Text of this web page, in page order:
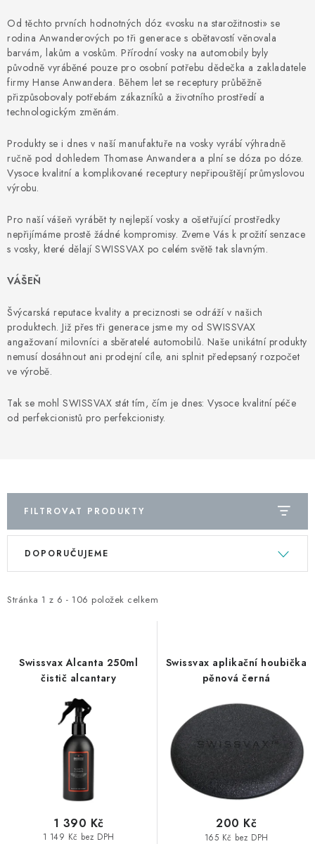
Věrnostní program
Všeobecné obchodní podmínky
Podmínky ochrany osobních údajů
Mapa serveru
Od těchto prvních hodnotných dóz «vosku na starožitnosti» se
rodina Anwanderových po tři generace s obětavostí věnovala
barvám, lakům a voskům. Přírodní vosky na automobily byly
původně vyráběné pouze pro osobní potřebu dědečka a zakladatele
firmy Hanse Anwandera. Během let se receptury průběžně
přizpůsobovaly potřebám zákazníků a životního prostředí a
technologickým změnám.
Produkty se i dnes v naší manufaktuře na vosky vyrábí výhradně
ručně pod dohledem Thomase Anwandera a plní se dóza po dóze.
Vysoce kvalitní a komplikované receptury nepřipouštějí průmyslovou
výrobu.
Pro naší vášeň vyrábět ty nejlepší vosky a ošetřující prostředky
nepřijímáme prostě žádné kompromisy. Zveme Vás k prožití senzace
s vosky, které dělají SWISSVAX po celém světě tak slavným.
VÁŠEŇ
Švýcarská reputace kvality a preciznosti se odráží v našich
produktech. Již přes tři generace jsme my od SWISSVAX
angažovaní milovníci a sběratelé automobilů. Naše unikátní produkty
nemusí dosáhnout ani prodejní cíle, ani splnit předepsaný rozpočet
ve výrobě.
Tak se mohl SWISSVAX stát tím, čím je dnes: Vysoce kvalitní péče
od perfekcionistů pro perfekcionisty.
FILTROVAT PRODUKTY
V
i
Stránka 1 z 6 - 106 položek celkem
Ř
e
DOPORUČUJEME
Swissvax Alcanta 250ml
čistič alcantary
1 149 Kč bez DPH
1 390 Kč
Swissvax aplikační houbička
pěnová černá
165 Kč bez DPH
200 Kč